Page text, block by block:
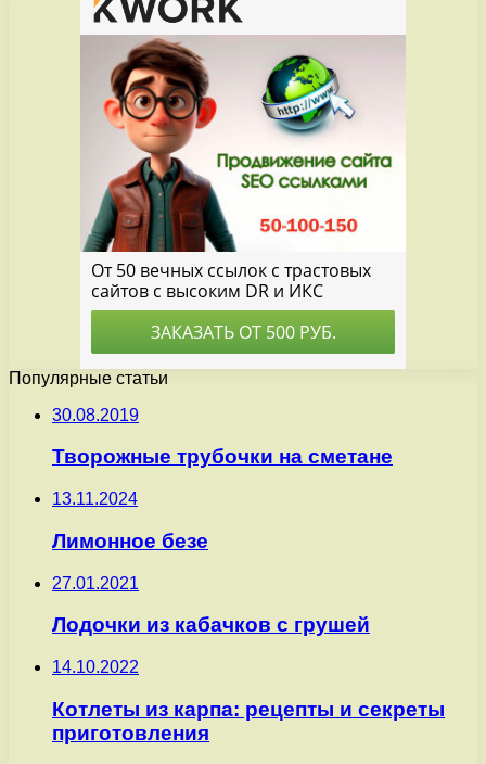
Популярные статьи
30.08.2019
Творожные трубочки на сметане
13.11.2024
Лимонное безе
27.01.2021
Лодочки из кабачков с грушей
14.10.2022
Котлеты из карпа: рецепты и секреты
приготовления